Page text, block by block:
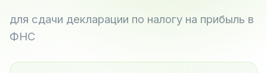
для сдачи декларации по налогу на прибыль в
ФНС